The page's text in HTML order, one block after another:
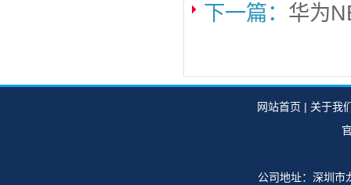
下一篇： 华为
网站首页 | 关于我
公司地址：深圳市